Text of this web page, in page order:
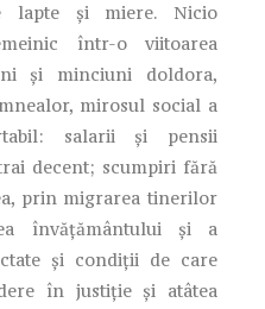
lapte și miere. Nicio
într-o viitoarea
și minciuni doldora,
mirosul social a
salarii și pensii
decent; scumpiri fără
prin migrarea tinerilor
învățământului și a
și condiții de care
în justiție și atâtea